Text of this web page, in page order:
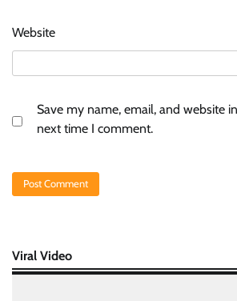
Website
Save my name, email, and website
next time I comment.
Viral Video